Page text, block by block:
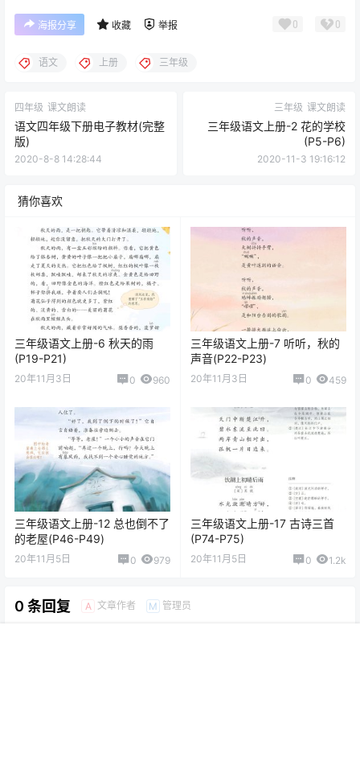
海报分享 收藏 举报 0 0
语文 上册 三年级
四年级 课文朗读
语文四年级下册电子教材(完整
版)
2020-8-8 14:28:44
三年级 课文朗读
三年级语文上册-2 花的学校
(P5-P6)
2020-11-3 19:16:12
猜你喜欢
三年级语文上册-6 秋天的雨
(P19-P21)
20年11月3日 0 960
三年级语文上册-7 听听，秋的
声音(P22-P23)
20年11月3日 0 459
三年级语文上册-12 总也倒不了
的老屋(P46-P49)
20年11月5日 0 979
三年级语文上册-17 古诗三首
(P74-P75)
20年11月5日 0 1.2k
0 条回复 A 文章作者 M 管理员